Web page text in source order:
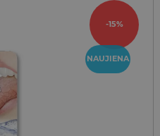
The
options
be
chosen
on
-15%
NAUJIENA